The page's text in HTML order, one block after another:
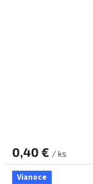
0,40 € / ks
Vianoce